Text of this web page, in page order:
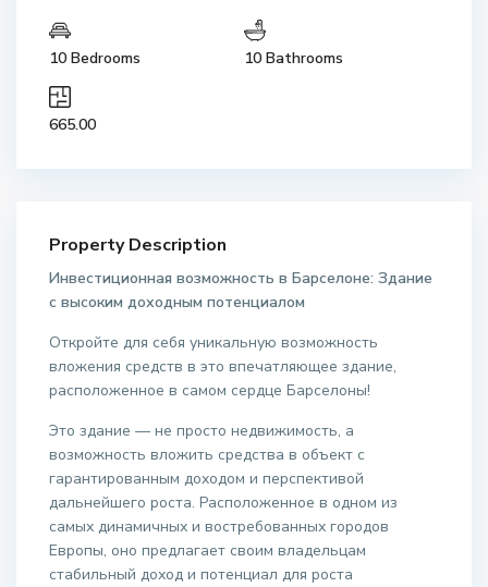
10 Bedrooms 10 Bathrooms
665.00
Property Description
Инвестиционная возможность в Барселоне: Здание
с высоким доходным потенциалом
Откройте для себя уникальную возможность
вложения средств в это впечатляющее здание,
расположенное в самом сердце Барселоны!
Это здание — не просто недвижимость, а
возможность вложить средства в объект с
гарантированным доходом и перспективой
дальнейшего роста. Расположенное в одном из
самых динамичных и востребованных городов
Европы, оно предлагает своим владельцам
стабильный доход и потенциал для роста